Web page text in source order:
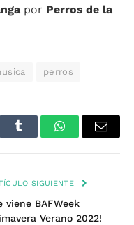
por Perros de la
perros
Tumblr WhatsAppEmail
SIGUIENTE
viene BAFWeek
Verano 2022!